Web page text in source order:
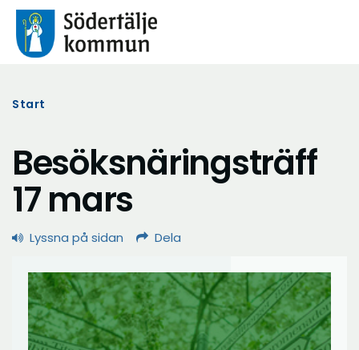
Start
Besöksnäringsträff
17 mars
Lyssna på sidan Dela